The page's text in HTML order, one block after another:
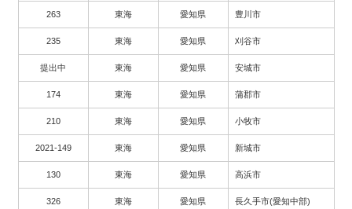
263 東海 愛知県 豊川市
235 東海 愛知県 刈谷市
提出中 東海 愛知県 安城市
174 東海 愛知県 蒲郡市
210 東海 愛知県 小牧市
2021-149 東海 愛知県 新城市
130 東海 愛知県 高浜市
326 東海 愛知県 長久手市(愛知中部)